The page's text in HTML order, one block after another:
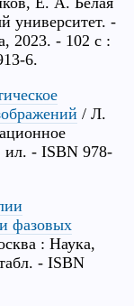
университет. -
2023. - 102 с :
6.
/ Л.
ил. - ISBN 978-
фазовых
: Наука,
- ISBN